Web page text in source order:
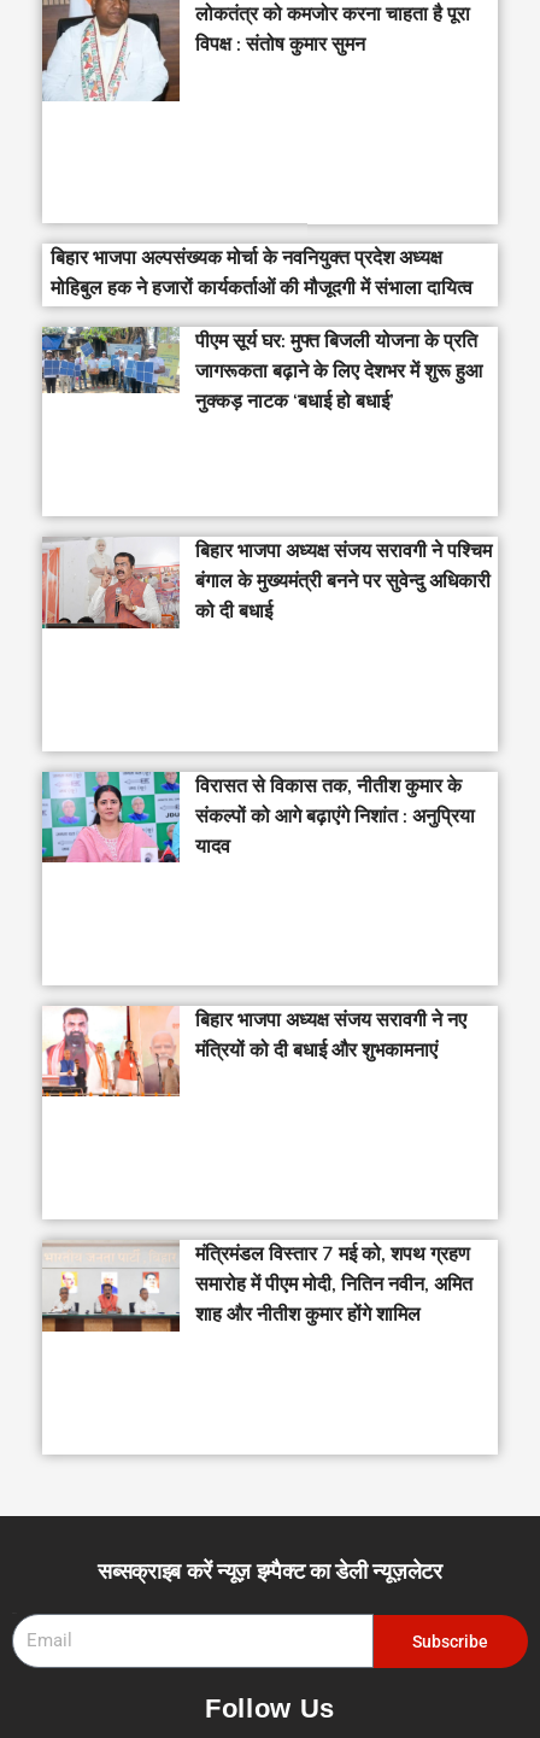
लोकतंत्र को कमजोर करना चाहता है पूरा
विपक्ष : संतोष कुमार सुमन
बिहार भाजपा अल्पसंख्यक मोर्चा के नवनियुक्त प्रदेश अध्यक्ष
मोहिबुल हक ने हजारों कार्यकर्ताओं की मौजूदगी में संभाला दायित्व
पीएम सूर्य घर: मुफ्त बिजली योजना के प्रति
जागरूकता बढ़ाने के लिए देशभर में शुरू हुआ
नुक्कड़ नाटक ‘बधाई हो बधाई’
‎बिहार भाजपा अध्यक्ष संजय सरावगी ने पश्चिम
बंगाल के मुख्यमंत्री बनने पर सुवेन्दु अधिकारी
को दी बधाई
विरासत से विकास तक, नीतीश कुमार के
संकल्पों को आगे बढ़ाएंगे निशांत : अनुप्रिया
यादव
बिहार भाजपा अध्यक्ष संजय सरावगी ने नए
मंत्रियों को दी बधाई और शुभकामनाएं
मंत्रिमंडल विस्तार 7 मई को, शपथ ग्रहण
समारोह में पीएम मोदी, नितिन नवीन, अमित
शाह और नीतीश कुमार होंगे शामिल
सब्सक्राइब करें न्यूज़ इम्पैक्ट का डेली न्यूज़लेटर
Subscribe
Follow Us